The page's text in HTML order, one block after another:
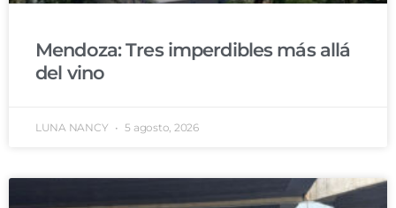
Mendoza: Tres imperdibles más allá
del vino
LUNA NANCY 5 agosto, 2026